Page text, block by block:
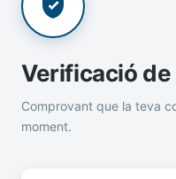
Verificació
Comprovant que la teva
moment.